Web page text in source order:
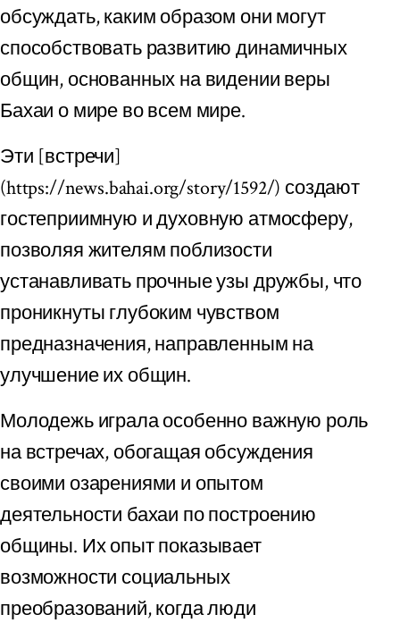
обсуждать, каким образом они могут
способствовать развитию динамичных
общин, основанных на видении веры
Бахаи о мире во всем мире.
Эти [встречи]
(https://news.bahai.org/story/1592/) создают
гостеприимную и духовную атмосферу,
позволяя жителям поблизости
устанавливать прочные узы дружбы, что
проникнуты глубоким чувством
предназначения, направленным на
улучшение их общин.
Молодежь играла особенно важную роль
на встречах, обогащая обсуждения
своими озарениями и опытом
деятельности бахаи по построению
общины. Их опыт показывает
возможности социальных
преобразований, когда люди